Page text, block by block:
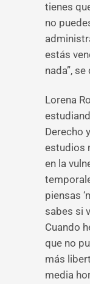
tienes
no
estás
nada”, se
Lorena
Derecho
estudios
en la
piensas
sabes si
Cuando
que no
más
media